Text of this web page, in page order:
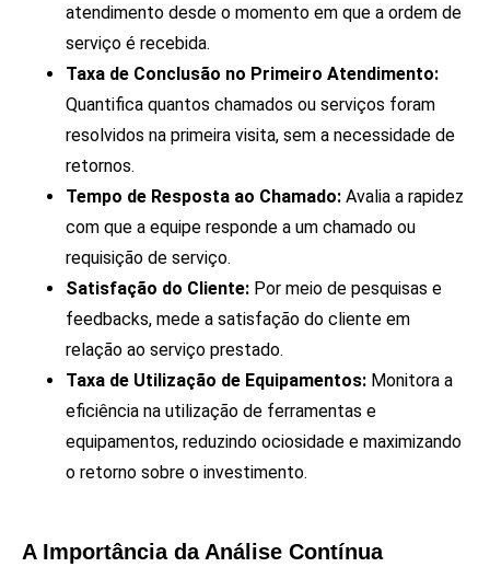
atendimento desde o momento em que a ordem de
serviço é recebida.
Taxa de Conclusão no Primeiro Atendimento:
Quantifica quantos chamados ou serviços foram
resolvidos na primeira visita, sem a necessidade de
retornos.
Tempo de Resposta ao Chamado: Avalia a rapidez
com que a equipe responde a um chamado ou
requisição de serviço.
Satisfação do Cliente: Por meio de pesquisas e
feedbacks, mede a satisfação do cliente em
relação ao serviço prestado.
Taxa de Utilização de Equipamentos: Monitora a
eficiência na utilização de ferramentas e
equipamentos, reduzindo ociosidade e maximizando
o retorno sobre o investimento.
A Importância da Análise Contínua